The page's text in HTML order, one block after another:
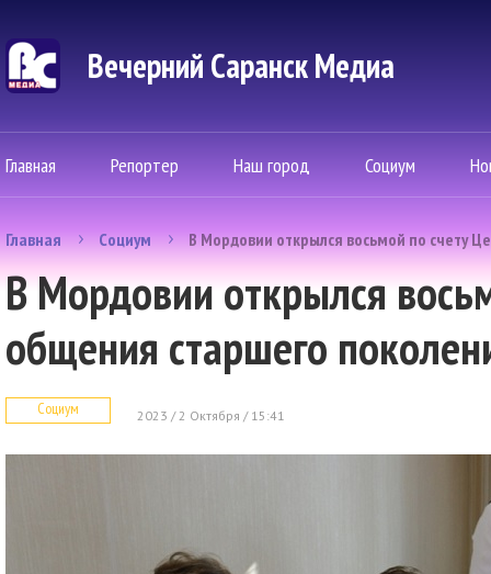
Вечерний Саранск Mедиа
Главная Репортер Наш город Социум
Главная Социум В Мордовии открылся восьмой по счету
В Мордовии открылся
общения старшего
Социум 2023 / 2 Октября / 15:41